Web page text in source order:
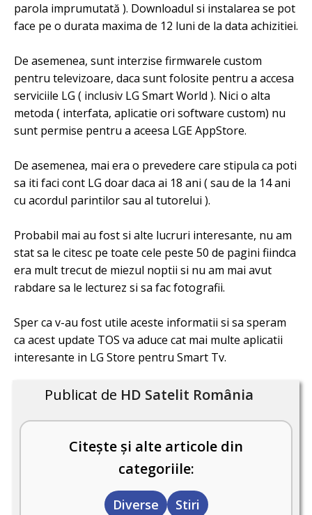
parola imprumutată ). Downloadul si instalarea se pot
face pe o durata maxima de 12 luni de la data achizitiei.
De asemenea, sunt interzise firmwarele custom
pentru televizoare, daca sunt folosite pentru a accesa
serviciile LG ( inclusiv LG Smart World ). Nici o alta
metoda ( interfata, aplicatie ori software custom) nu
sunt permise pentru a aceesa LGE AppStore.
De asemenea, mai era o prevedere care stipula ca poti
sa iti faci cont LG doar daca ai 18 ani ( sau de la 14 ani
cu acordul parintilor sau al tutorelui ).
Probabil mai au fost si alte lucruri interesante, nu am
stat sa le citesc pe toate cele peste 50 de pagini fiindca
era mult trecut de miezul noptii si nu am mai avut
rabdare sa le lecturez si sa fac fotografii.
Sper ca v-au fost utile aceste informatii si sa speram
ca acest update TOS va aduce cat mai multe aplicatii
interesante in LG Store pentru Smart Tv.
Publicat de HD Satelit România
Citește și alte articole din
categoriile:
Diverse Stiri